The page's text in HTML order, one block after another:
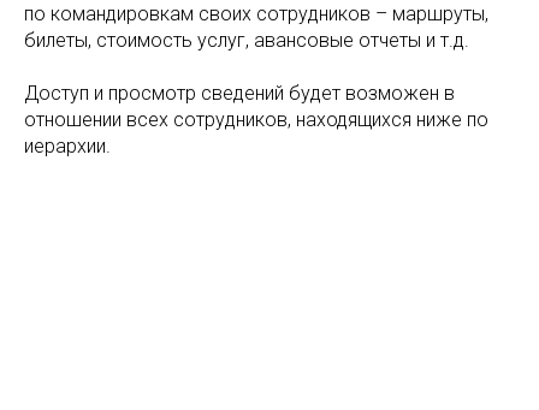
по командировкам своих сотрудников – маршруты,
билеты, стоимость услуг, авансовые отчеты и т.д.
Доступ и просмотр сведений будет возможен в
отношении всех сотрудников, находящихся ниже по
иерархии.